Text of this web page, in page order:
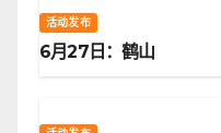
活动发布
6月27日：鹤山